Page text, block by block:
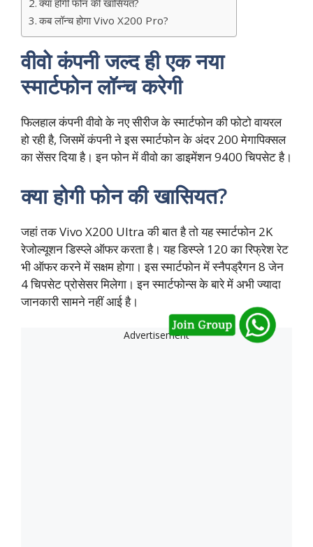
क्या होगी फोन की खासियत?
कब लॉन्च होगा Vivo X200 Pro?
वीवो कंपनी जल्द ही एक नया
स्मार्टफोन लॉन्च करेगी
फिलहाल कंपनी वीवो के नए सीरीज के स्मार्टफोन की फोटो वायरल
हो रही है, जिसमें कंपनी ने इस स्मार्टफोन के अंदर 200 मेगापिक्सल
का सेंसर दिया है। इन फोन में वीवो का डाइमेंशन 9400 चिपसेट है।
क्या होगी फोन की खासियत?
जहां तक ​​Vivo X200 Ultra की बात है तो यह स्मार्टफोन 2K
रेजोल्यूशन डिस्प्ले ऑफर करता है। यह डिस्प्ले 120 का रिफ्रेश रेट
भी ऑफर करने में सक्षम होगा। इस स्मार्टफोन में स्नैपड्रैगन 8 जेन
4 चिपसेट प्रोसेसर मिलेगा। इन स्मार्टफोन्स के बारे में अभी ज्यादा
जानकारी सामने नहीं आई है।